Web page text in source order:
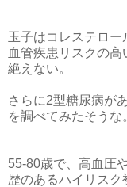
玉子はコレステロ
血管疾患リスクの
絶えない。
さらに2型糖尿病が
を調べてみたそうな
55-80歳で、高血圧
歴のあるハイリス